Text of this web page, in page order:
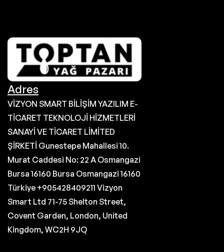
Adres
VİZYON SMART BİLİŞİM YAZILIM E-
TİCARET TEKNOLOJİ HİZMETLERİ
SANAYİ VE TİCARET LİMİTED
ŞİRKETİ Gunestepe Mahallesi 10.
Murat Caddesi No: 22 A Osmangazi
Bursa 16160 Bursa Osmangazi 16160
Türkiye +905428409211 Vizyon
Smart Ltd 71-75 Shelton Street,
Covent Garden, London, United
Kingdom, WC2H 9JQ